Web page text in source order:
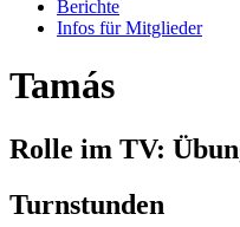
Berichte
Infos für Mitglieder
Tamás
Rolle im TV:
Turnstunden